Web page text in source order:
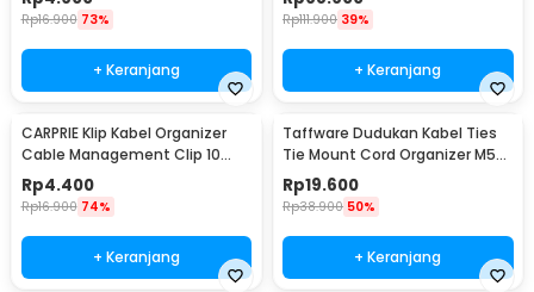
Rp16.900 73%
+ Keranjang
Rp111.900 39%
+ Keranjang
CARPRIE Klip Kabel Organizer
Cable Management Clip 10
PCS - XK001
Rp4.400
Rp16.900 74%
+ Keranjang
Taffware Dudukan Kabel Ties
Tie Mount Cord Organizer M5
100PCS - HC-2S
Rp19.600
Rp38.900 50%
+ Keranjang